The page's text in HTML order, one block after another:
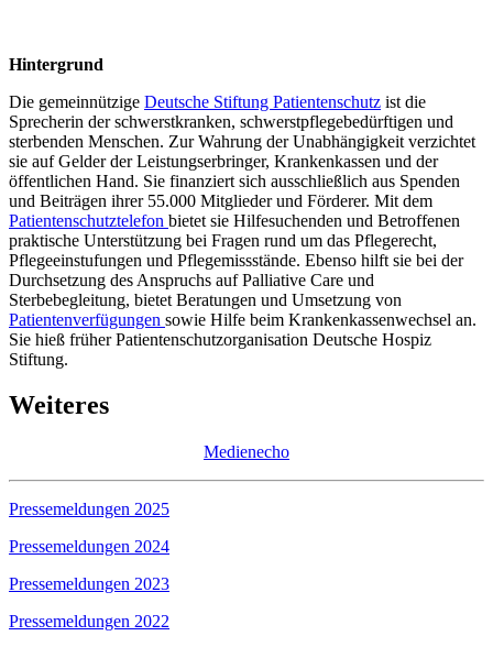
Hintergrund
Die gemeinnützige Deutsche Stiftung Patientenschutz ist die
Sprecherin der schwerstkranken, schwerstpflegebedürftigen und
sterbenden Menschen. Zur Wahrung der Unabhängigkeit verzichtet
sie auf Gelder der Leistungserbringer, Krankenkassen und der
öffentlichen Hand. Sie finanziert sich ausschließlich aus Spenden
und Beiträgen ihrer 55.000 Mitglieder und Förderer. Mit dem
Patientenschutztelefon bietet sie Hilfesuchenden und Betroffenen
praktische Unterstützung bei Fragen rund um das Pflegerecht,
Pflegeeinstufungen und Pflegemissstände. Ebenso hilft sie bei der
Durchsetzung des Anspruchs auf Palliative Care und
Sterbebegleitung, bietet Beratungen und Umsetzung von
Patientenverfügungen sowie Hilfe beim Krankenkassenwechsel an.
Sie hieß früher Patientenschutzorganisation Deutsche Hospiz
Stiftung.
Weiteres
Medienecho
Pressemeldungen 2025
Pressemeldungen 2024
Pressemeldungen 2023
Pressemeldungen 2022